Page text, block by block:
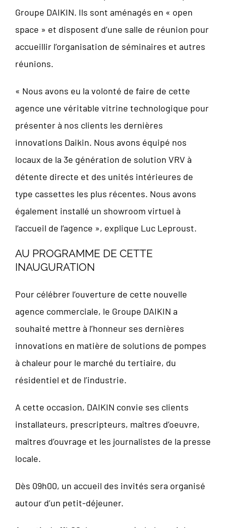
Groupe DAIKIN. Ils sont aménagés en « open
space » et disposent d’une salle de réunion pour
accueillir l’organisation de séminaires et autres
réunions.
« Nous avons eu la volonté de faire de cette
agence une véritable vitrine technologique pour
présenter à nos clients les dernières
innovations Daikin. Nous avons équipé nos
locaux de la 3e génération de solution VRV à
détente directe et des unités intérieures de
type cassettes les plus récentes. Nous avons
également installé un showroom virtuel à
l’accueil de l’agence », explique Luc Leproust.
AU PROGRAMME DE CETTE
INAUGURATION
Pour célébrer l’ouverture de cette nouvelle
agence commerciale, le Groupe DAIKIN a
souhaité mettre à l’honneur ses dernières
innovations en matière de solutions de pompes
à chaleur pour le marché du tertiaire, du
résidentiel et de l’industrie.
A cette occasion, DAIKIN convie ses clients
installateurs, prescripteurs, maîtres d’oeuvre,
maîtres d’ouvrage et les journalistes de la presse
locale.
Dès 09h00, un accueil des invités sera organisé
autour d’un petit-déjeuner.